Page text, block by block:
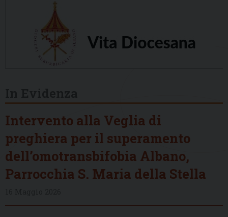
Intervento alla Veglia di
preghiera per il superamento
dell’omotransbifobia Albano,
Parrocchia S. Maria della Stella